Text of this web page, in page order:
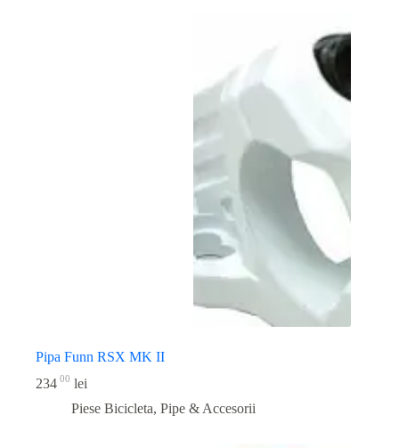
Pipa Funn RSX MK II
234 00 lei
Piese Bicicleta, Pipe & Accesorii